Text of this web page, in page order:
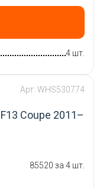
4 шт.
Арт: WHS530774
Coupe 2011–
85520 за 4 шт.